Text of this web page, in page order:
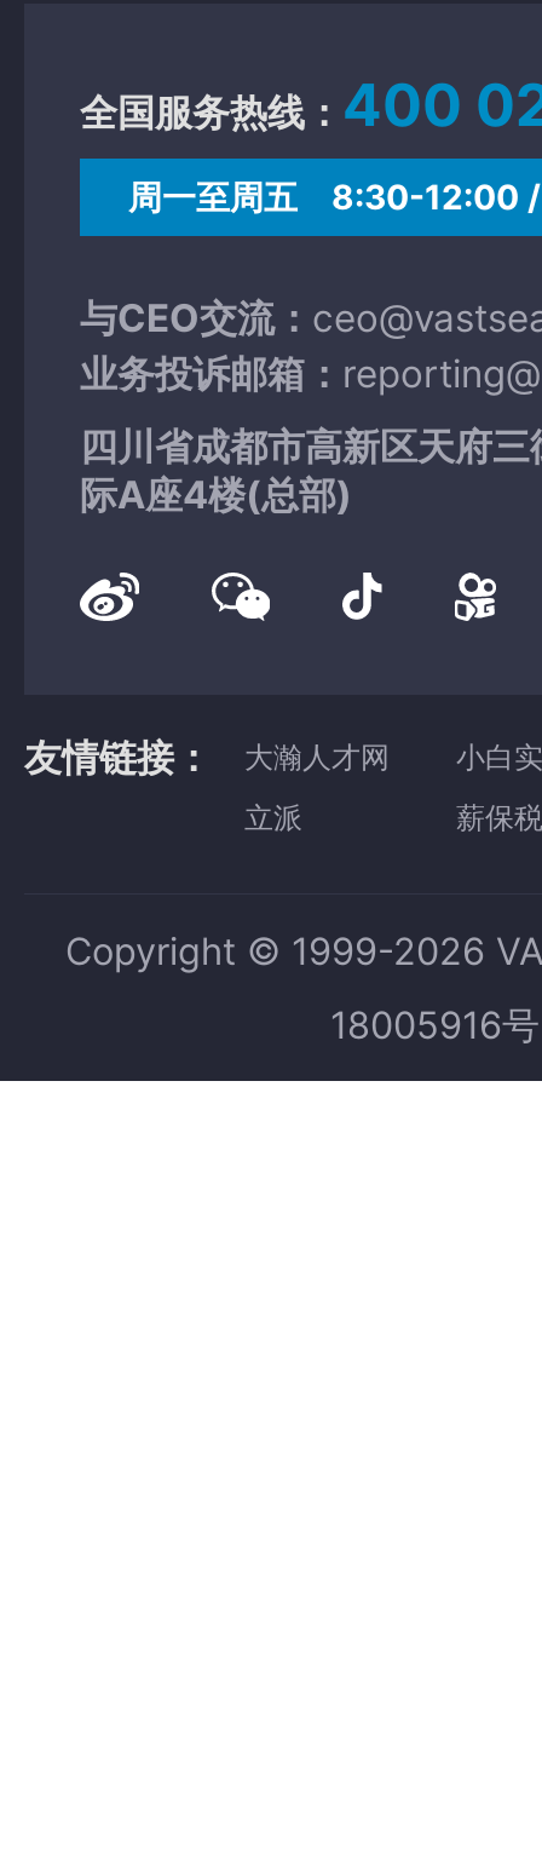
全国服务热线： 400
周一至周五 8:30-12:00
与CEO交流：
业务投诉邮箱：
四川省成都市高新区天府
际A座4楼(总部)
友情链接： 大瀚人才网
小白
立派
薪保税
Copyright © 1999-2026
18005916